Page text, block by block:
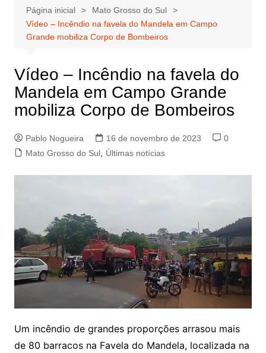
Página inicial
Mato Grosso do Sul
Vídeo – Incêndio na favela do Mandela em Campo
Grande mobiliza Corpo de Bombeiros
Vídeo – Incêndio na favela do
Mandela em Campo Grande
mobiliza Corpo de Bombeiros
Pablo Nogueira 16 de novembro de 2023
0
Mato Grosso do Sul, Últimas notícias
Um incêndio de grandes proporções arrasou mais
de 80 barracos na Favela do Mandela, localizada na